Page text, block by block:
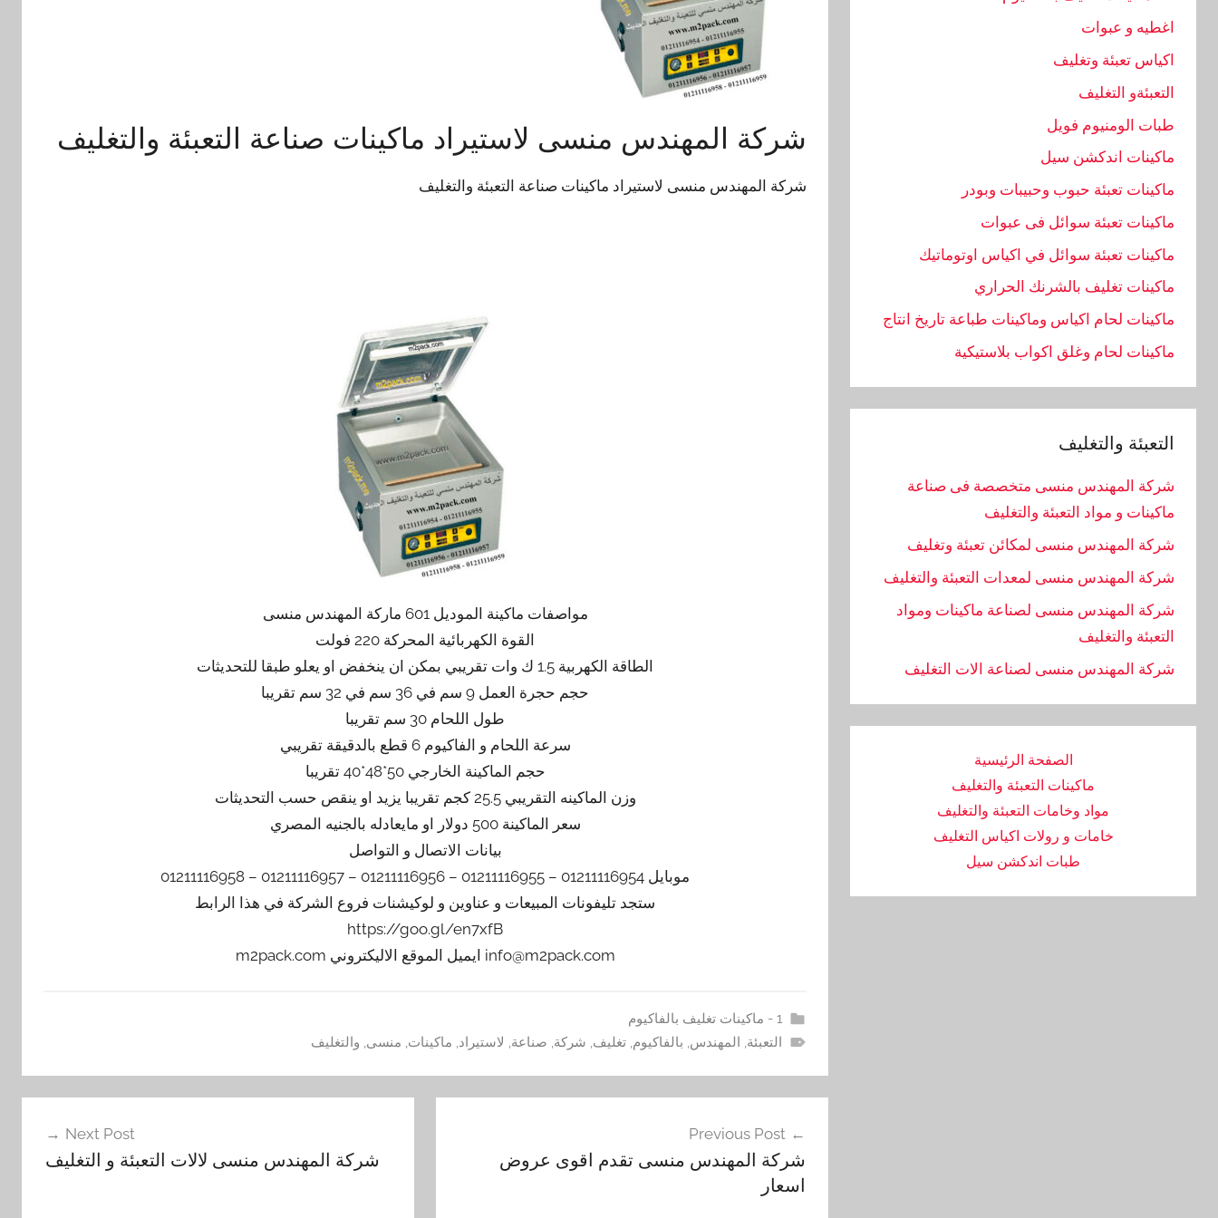
شركة المهندس منسى لاستيراد ماكينات صناعة التعبئة والتغليف
شركة المهندس منسى لاستيراد ماكينات صناعة التعبئة والتغليف
مواصفات ماكينة الموديل 601 ماركة المهندس منسى
القوة الكهربائية المحركة 220 فولت
الطاقة الكهربية 1.5 ك وات تقريبي بمكن ان ينخفض او يعلو طبقا للتحديثات
حجم حجرة العمل 9 سم في 36 سم في 32 سم تقريبا
طول اللحام 30 سم تقريبا
سرعة اللحام و الفاكيوم 6 قطع بالدقيقة تقريبي
حجم الماكينة الخارجي 50*48*40 تقريبا
وزن الماكينه التقريبي 25.5 كجم تقريبا يزيد او ينقص حسب التحديثات
سعر الماكينة 500 دولار او مايعادله بالجنيه المصري
بيانات الاتصال و التواصل
موبايل 01211116954 – 01211116955 – 01211116956 – 01211116957 – 01211116958
ستجد تليفونات المبيعات و عناوين و لوكيشنات فروع الشركة في هذا الرابط
https://goo.gl/en7xfB
info@m2pack.com ايميل الموقع الاليكتروني m2pack.com
1 - ماكينات تغليف بالفاكيوم
التعبئة, المهندس, بالفاكيوم,تغليف, شركة, صناعة, لاستيراد, ماكينات, منسى, والتغليف
المقالات
Previous Post
شركة المهندس منسى تقدم اقوى عروض
اسعار
Next Post
شركة المهندس منسى لالات التعبئة و التغليف
اغطيه و عبوات
اكياس تعبئة وتغليف
التعبئةو التغليف
طبات الومنيوم فويل
ماكينات اندكشن سيل
ماكينات تعبئة حبوب وحبيبات وبودر
ماكينات تعبئة سوائل فى عبوات
ماكينات تعبئة سوائل في اكياس اوتوماتيك
ماكينات تغليف بالشرنك الحراري
ماكينات لحام اكياس وماكينات طباعة تاريخ انتاج
ماكينات لحام وغلق اكواب بلاستيكية
التعبئة والتغليف
شركة المهندس منسى متخصصة فى صناعة
ماكينات و مواد التعبئة والتغليف
شركة المهندس منسى لمكائن تعبئة وتغليف
شركة المهندس منسى لمعدات التعبئة والتغليف
شركة المهندس منسى لصناعة ماكينات ومواد
التعبئة والتغليف
‏شركة المهندس منسى لصناعة الات التغليف
الصفحة الرئيسية
ماكينات التعبئة والتغليف
مواد وخامات التعبئة والتغليف
خامات و رولات اكياس التغليف
طبات اندكشن سيل